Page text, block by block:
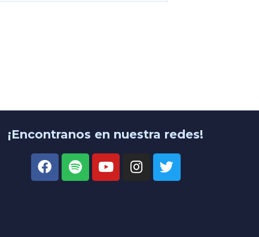
¡Encontranos en nuestra redes!